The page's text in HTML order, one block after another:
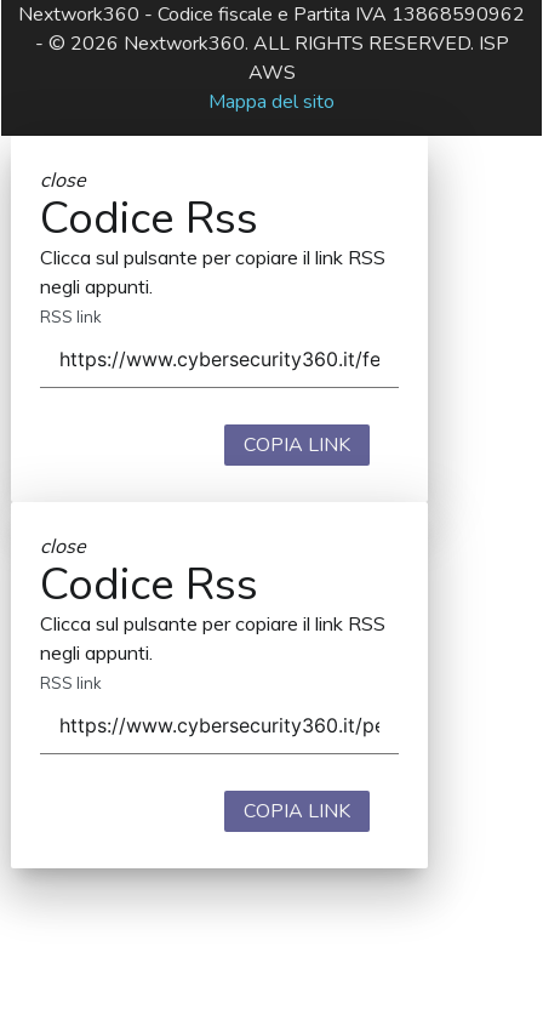
Nextwork360 - Codice fiscale e Partita IVA 13868590962
- © 2026 Nextwork360. ALL RIGHTS RESERVED. ISP
AWS
Mappa del sito
close
Codice Rss
Clicca sul pulsante per copiare il link RSS
negli appunti.
RSS link
COPIA LINK
close
Codice Rss
Clicca sul pulsante per copiare il link RSS
negli appunti.
RSS link
COPIA LINK